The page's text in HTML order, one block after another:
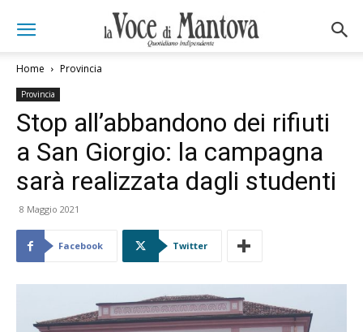
Home Provincia
Provincia
Stop all’abbandono dei rifiuti
a San Giorgio: la campagna
sarà realizzata dagli studenti
8 Maggio 2021
Facebook Twitter